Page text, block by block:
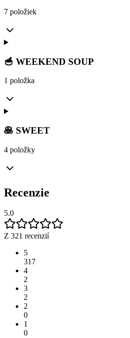
7 položiek
🥣 WEEKEND SOUP
1 položka
🥞 SWEET
4 položky
Recenzie
5.0
Z 321 recenzií
5
317
4
2
3
2
2
0
1
0